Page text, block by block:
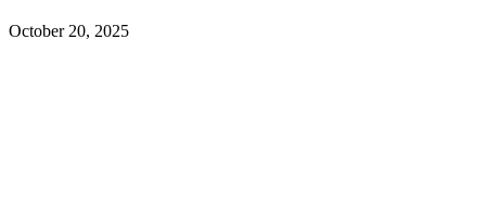
October 20, 2025